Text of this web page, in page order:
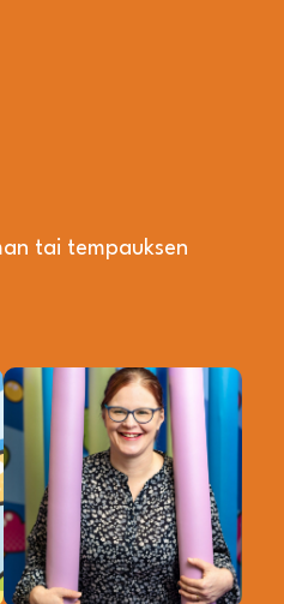
tai tempauksen